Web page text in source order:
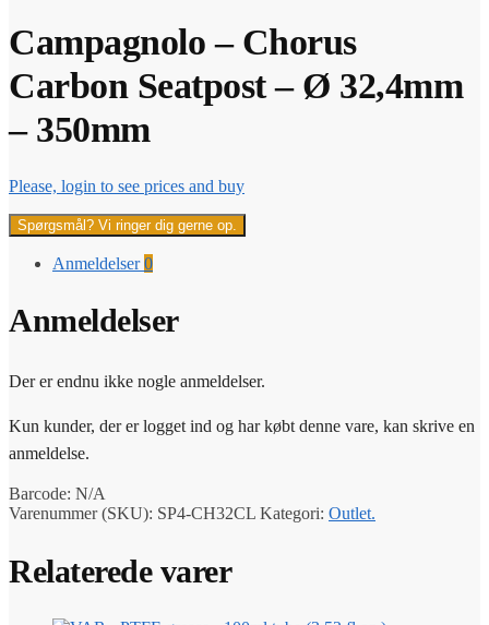
Campagnolo – Chorus
Carbon Seatpost – Ø 32,4mm
– 350mm
Please, login to see prices and buy
Spørgsmål? Vi ringer dig gerne op.
Anmeldelser0
Anmeldelser
Der er endnu ikke nogle anmeldelser.
Kun kunder, der er logget ind og har købt denne vare, kan skrive en
anmeldelse.
Barcode: N/A
Varenummer (SKU): SP4-CH32CL Kategori: Outlet.
Relaterede varer